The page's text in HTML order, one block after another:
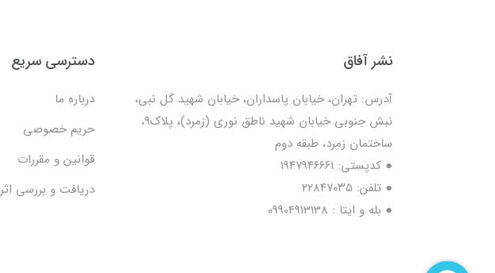
نشر آفاق
آدرس: تهران، خیابان پاسداران، خیابان شهید گل نبی،
نبش جنوبی خیابان شهید ناطق نوری (زمرد)، پلاک9،
ساختمان زمرد، طبقه دوم
● کدپستی: ۱۹۴۷۹۴۶۶۶۱
● تلفن: ٢٢٨۴٧۰۳۵
● بله و ایتا : 09904913138
دسترسی سریع
درباره ما
حریم خصوصی
قوانین و مقررات
دریافت و بررسی اثر